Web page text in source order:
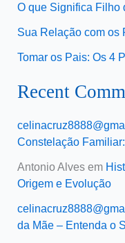
O que Significa Filho
Sua Relação com os
Tomar os Pais: Os 4
Recent
Constelação
Antonio Alvesem
Origem e Evolução
da Mãe – Entenda o